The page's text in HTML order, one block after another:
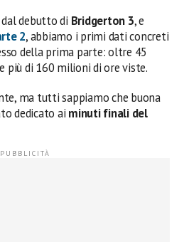
debutto di Bridgerton 3, e
2, abbiamo i primi dati concreti
della prima parte: oltre 45
più di 160 milioni di ore viste.
ma tutti sappiamo che buona
dedicato ai minuti finali del